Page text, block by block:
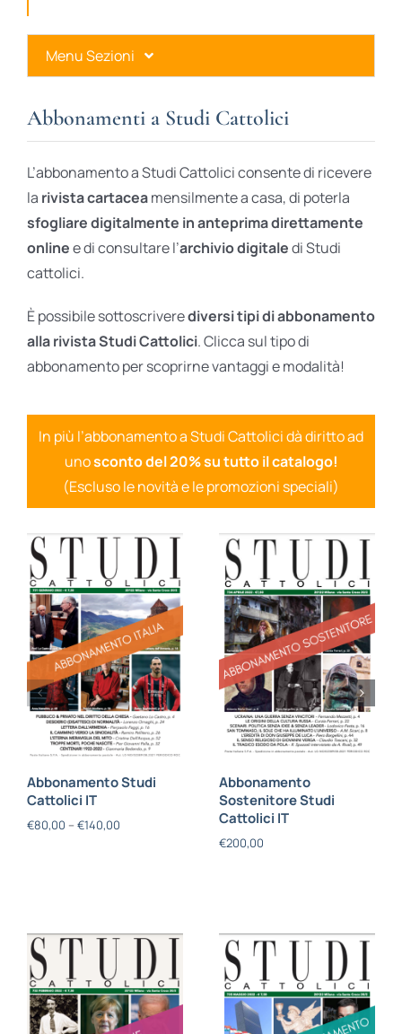
Menu Sezioni
Ares Gold
Ares Digital
Ares Gift Card
Abbonamenti a Studi Cattolici
L’abbonamento a Studi Cattolici consente di ricevere
la rivista cartaceamensilmente a casa, di poterla
sfogliare digitalmente in anteprima direttamente
onlinee di consultare l’archivio digitaledi Studi
cattolici.
È possibile sottoscriverediversi tipi di abbonamento
alla rivista Studi Cattolici. Clicca sul tipo di
abbonamento per scoprirne vantaggi e modalità!
In più l’abbonamento a Studi Cattolici dà diritto ad
unosconto del 20% su tutto il catalogo!
(Escluso le novità e le promozioni speciali)
Abbonamento Studi
Cattolici IT
€80,00 – €140,00
Abbonamento
Sostenitore Studi
Cattolici IT
€200,00